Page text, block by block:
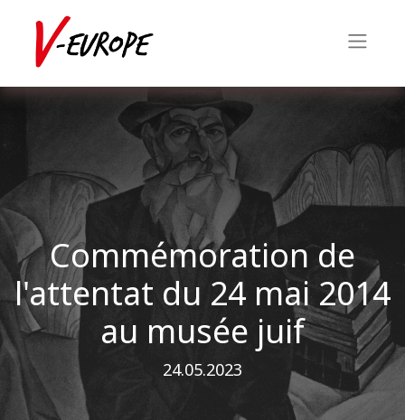
Commémoration de
l'attentat du 24 mai 2014
au musée juif
24.05.2023